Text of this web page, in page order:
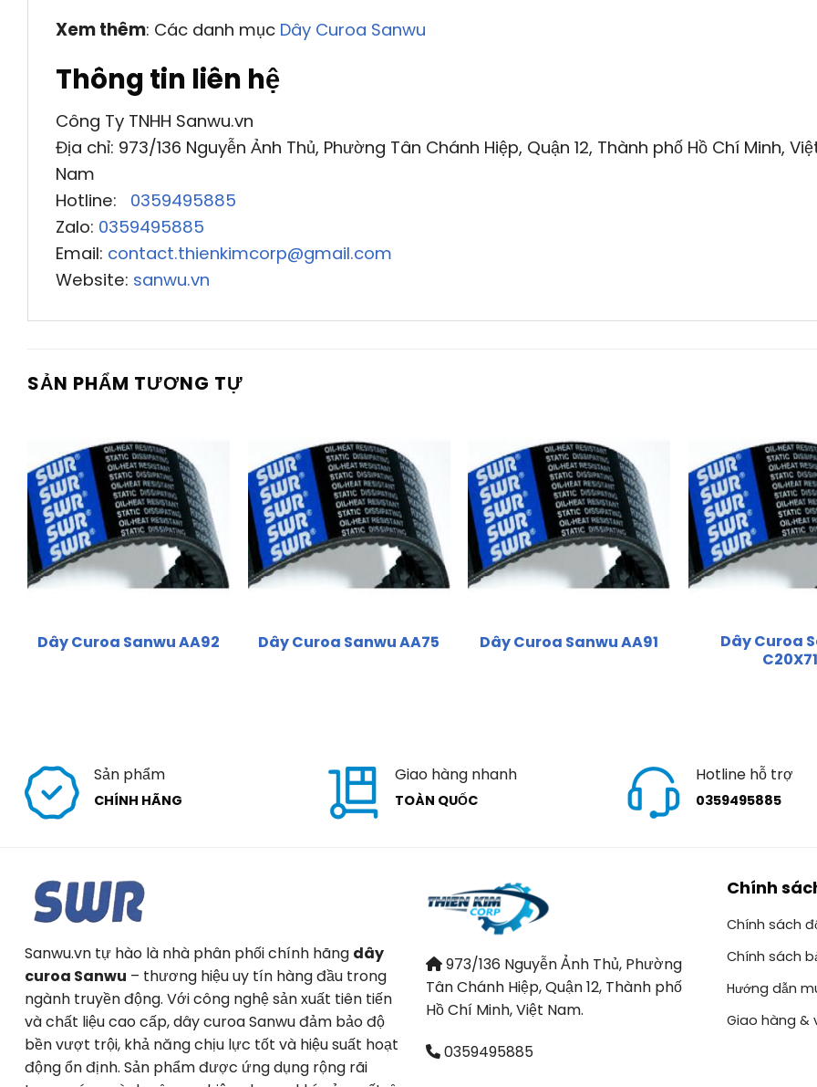
Xem thêm: Các danh mục Dây Curoa Sanwu
Thông tin liên hệ
Công Ty TNHH Sanwu.vn
Địa chỉ: 973/136 Nguyễn Ảnh Thủ, Phường Tân Chánh Hiệp, Quận 12, Thành phố Hồ Chí Minh,
Nam
Hotline: 0359495885
Zalo: 0359495885
Email: contact.thienkimcorp@gmail.com
Website: sanwu.vn
SẢN PHẨM TƯƠNG TỰ
Dây Curoa Sanwu AA92 Dây Curoa Sanwu AA75 Dây Curoa Sanwu AA91
Dây Curoa
C20X71
Sản phẩm
CHÍNH HÃNG
Giao hàng nhanh
TOÀN QUỐC
Hotline hỗ trợ
0359495885
Sanwu.vn tự hào là nhà phân phối chính hãng dây
curoa Sanwu – thương hiệu uy tín hàng đầu trong
ngành truyền động. Với công nghệ sản xuất tiên tiến
và chất liệu cao cấp, dây curoa Sanwu đảm bảo độ
bền vượt trội, khả năng chịu lực tốt và hiệu suất hoạt
động ổn định. Sản phẩm được ứng dụng rộng rãi
973/136 Nguyễn Ảnh Thủ, Phường
Tân Chánh Hiệp, Quận 12, Thành phố
Hồ Chí Minh, Việt Nam.
0359495885
Chính
Chính sách
Chính sách
Hướng dẫn
Giao hàng &